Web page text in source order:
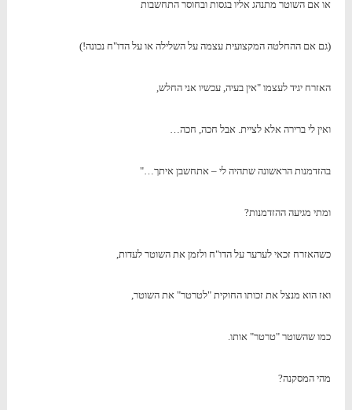
או אם השוטר מתנהג אליו בגסות ובחוסר התחשבות
(גם אם ההחלטה המקצועית עצמה על השלילה או על הדו"ח נכונה!)
האזרח יגיד לעצמו "אין בעיה, עכשיו אני החלש,
ואין לי ברירה אלא לציית. אבל חכה, חכה…
בהזדמנות הראשונה שתהיה לי – אתחשבן איתך…"
ומתי מגיעה ההזדמנות?
כשהאזרח זכאי לערער על הדו"ח ולזמן את השוטר לעדות,
ואז הוא מנצל את זכותו החוקית "לטרטר" את השוטר,
כמו שהשוטר "טרטר" אותו.
מהי המסקנה?